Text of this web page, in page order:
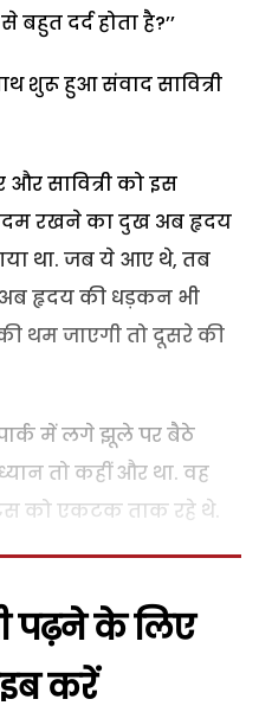
दर्द होता है?’’
शुरू हुआ संवाद सावित्री
सावित्री को इस
रखने का दुख अब हृदय
था. जब ये आए थे, तब
हृदय की धड़कन भी
थम जाएगी तो दूसरे की
पार्क में लगे झूले पर बैठे
तो कहीं और था. वह
को एकटक ताक रहे थे.
पढ़ने के लिए
करें